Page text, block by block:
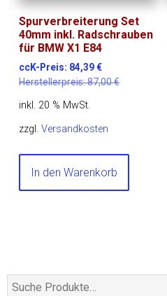
Spurverbreiterung Set
40mm inkl. Radschrauben
für BMW X1 E84
ccK-Preis: 84,39€
Herstellerpreis:87,00€
inkl. 20 % MwSt.
zzgl.Versandkosten
In den Warenkorb